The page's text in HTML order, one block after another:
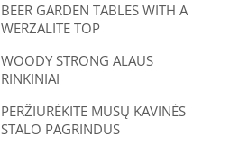
BEER GARDEN TABLES WITH A
WERZALITE TOP
WOODY STRONG ALAUS
RINKINIAI
PERŽIŪRĖKITE MŪSŲ KAVINĖS
STALO PAGRINDUS